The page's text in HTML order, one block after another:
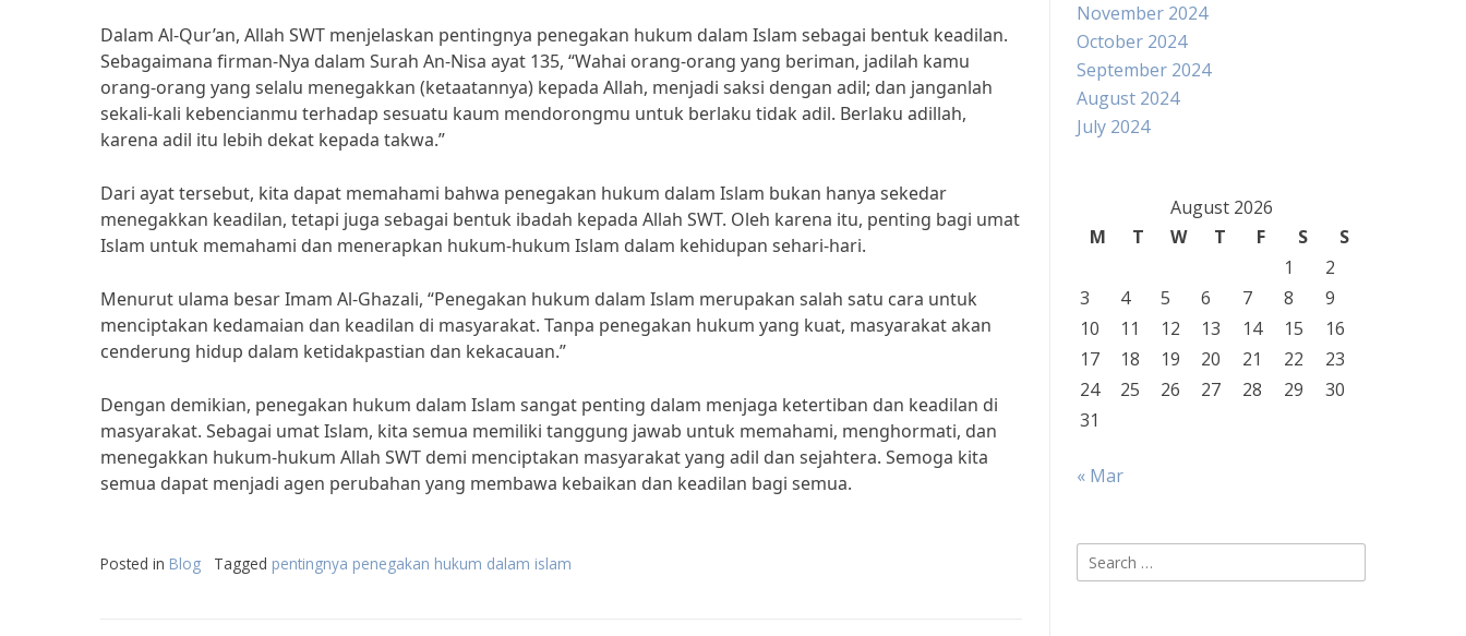
Dalam Al-Qur’an, Allah SWT menjelaskan pentingnya penegakan hukum dalam Islam sebagai bentuk keadilan.
Sebagaimana firman-Nya dalam Surah An-Nisa ayat 135, “Wahai orang-orang yang beriman, jadilah kamu
orang-orang yang selalu menegakkan (ketaatannya) kepada Allah, menjadi saksi dengan adil; dan janganlah
sekali-kali kebencianmu terhadap sesuatu kaum mendorongmu untuk berlaku tidak adil. Berlaku adillah,
karena adil itu lebih dekat kepada takwa.”
Dari ayat tersebut, kita dapat memahami bahwa penegakan hukum dalam Islam bukan hanya sekedar
menegakkan keadilan, tetapi juga sebagai bentuk ibadah kepada Allah SWT. Oleh karena itu, penting bagi umat
Islam untuk memahami dan menerapkan hukum-hukum Islam dalam kehidupan sehari-hari.
Menurut ulama besar Imam Al-Ghazali, “Penegakan hukum dalam Islam merupakan salah satu cara untuk
menciptakan kedamaian dan keadilan di masyarakat. Tanpa penegakan hukum yang kuat, masyarakat akan
cenderung hidup dalam ketidakpastian dan kekacauan.”
Dengan demikian, penegakan hukum dalam Islam sangat penting dalam menjaga ketertiban dan keadilan di
masyarakat. Sebagai umat Islam, kita semua memiliki tanggung jawab untuk memahami, menghormati, dan
menegakkan hukum-hukum Allah SWT demi menciptakan masyarakat yang adil dan sejahtera. Semoga kita
semua dapat menjadi agen perubahan yang membawa kebaikan dan keadilan bagi semua.
Posted in Blog Tagged pentingnya penegakan hukum dalam islam
November 2024
October 2024
September 2024
August 2024
July 2024
August 2026
M
T W T F S
S
1
2
3
4 5 6 7 8
9
10
11 12 13 14 15
16
17
18 19 20 21 22
23
24
25 26 27 28 29
30
31
« Mar
Search
for: